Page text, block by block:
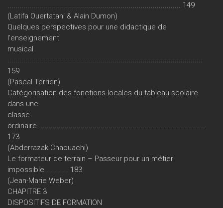
....................................................................................... 149
(Latifa Ouertatani & Alain Dumon)
Quelques perspectives pour une didactique de
l’enseignement
musical
..................................................................................................
159
(Pascal Terrien)
Catégorisation des fonctions locales du tableau scolaire
dans une
classe
ordinaire.....................................................................................
173
(Abderrazak Chaouachi)
Le formateur de terrain – Passeur pour un métier
impossible............ 183
(Jean-Marie Weber)
CHAPITRE 3
DISPOSITIFS DE FORMATION